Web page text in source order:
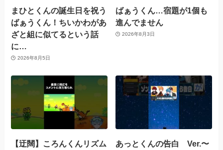
まひとくんの誕生日を祝う
ばぁうくん！ちいかわがあ
ざと組に似てるという話
に…
2026年8月5日
ばぁうくん…宿題が1個も
進んでません
2026年8月3日
【迂闊】ころんくんリズム
あっとくんの告白 Ver.〜